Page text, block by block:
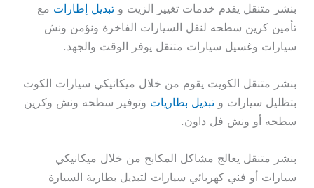
بنشر متنقل يقدم خدمات تغيير الزيت وتبديل إطارات مع
تأمين كرين سطحه لنقل السيارات الفاخرة ونؤمن ونش
سيارات وغسيل سيارات متنقل يوفر الوقت والجهد.
بنشر متنقل الكويت يقوم من خلال ميكانيكي سيارات الكوت
بتظليل سيارات وتبديل بطاريات وتوفير سطحه ونش وكرين
سطحه أو ونش فل داون.
بنشر متنقل يعالج مشاكل المكابح من خلال ميكانيكي
سيارات أو فني كهربائي سيارات لتبديل بطارية السيارة